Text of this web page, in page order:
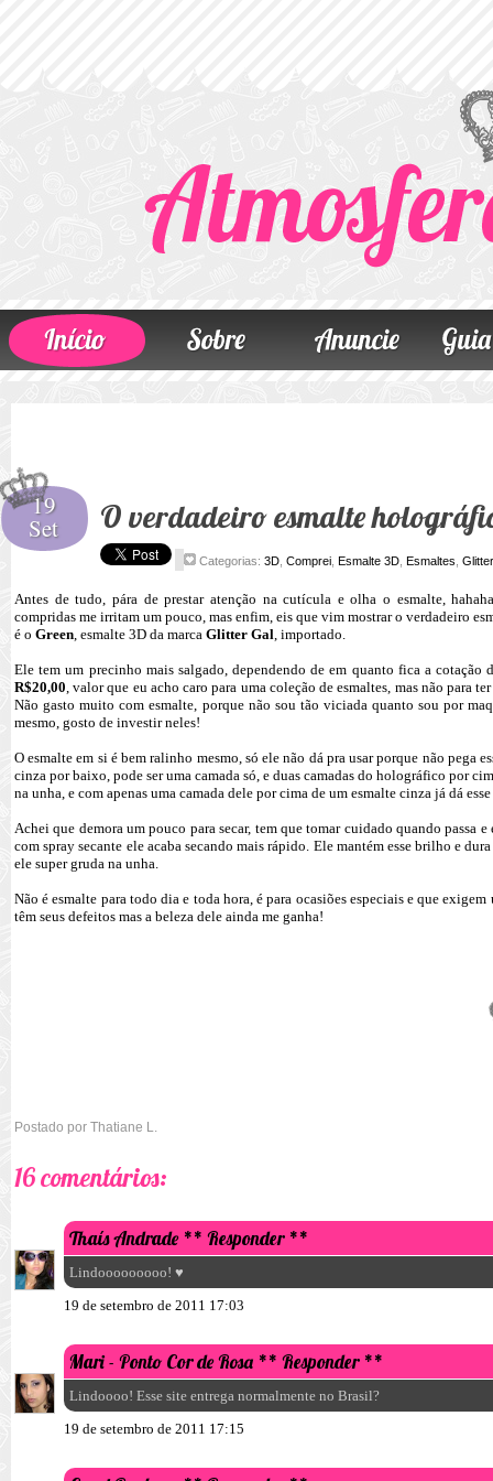
19
Set O verdadeiro esmalte
Categorias: 3D Comprei Esmalte 3D Esmaltes
Antes de tudo, pára de prestar atenção na cutícula e olha o esmalte,
compridas me irritam um pouco, mas enfim, eis que vim mostrar o verdadeiro
é o Green , esmalte 3D da marca Glitter Gal , importado.
Ele tem um precinho mais salgado, dependendo de em quanto fica a
R$20,00 , valor que eu acho caro para uma coleção de esmaltes, mas não para
Não gasto muito com esmalte, porque não sou tão viciada quanto sou por
mesmo, gosto de investir neles!
O esmalte em si é bem ralinho mesmo, só ele não dá pra usar porque não pega
cinza por baixo, pode ser uma camada só, e duas camadas do holográfico por
na unha, e com apenas uma camada dele por cima de um esmalte cinza já dá
Achei que demora um pouco para secar, tem que tomar cuidado quando passa
com spray secante ele acaba secando mais rápido. Ele mantém esse brilho e
ele super gruda na unha.
Não é esmalte para todo dia e toda hora, é para ocasiões especiais e que
têm seus defeitos mas a beleza dele ainda me ganha!
Postado por Thatiane L.
16 comentários:
Thaís Andrade ** Responder **
Lindooooooooo! ♥
19 de setembro de 2011 17:03
Mari - Ponto Cor de Rosa ** Responder **
Lindoooo! Esse site entrega normalmente no Brasil?
19 de setembro de 2011 17:15